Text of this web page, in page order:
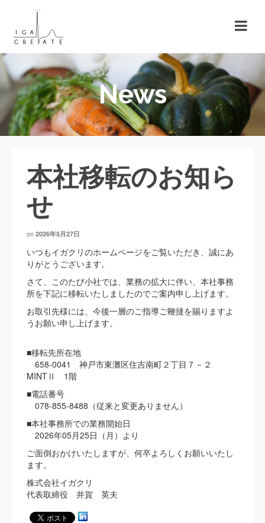
News
本社移転のお知ら
せ
on 2026年5月27日
いつもイガクリのホームページをご覧いただき、誠にあ
りがとうございます。
さて、このたび小社では、業務の拡大に伴い、本社事務
所を下記に移転いたしましたのでご案内申し上げます。
お取引先様には、今後一層のご指導ご鞭撻を賜りますよ
うお願い申し上げます。
■移転先所在地
658-0041 神戸市東灘区住吉南町２丁目７－２
MINTⅡ 1階
■電話番号
078-855-8488（従来と変更ありません）
■本社事務所での業務開始日
2026年05月25日（月）より
ご面倒おかけいたしますが、何卒よろしくお願いいたし
ます。
株式会社イガクリ
代表取締役 井賀 英夫